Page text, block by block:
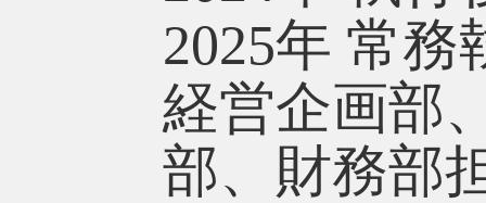
2025年 常
経営企画部
部、財務部